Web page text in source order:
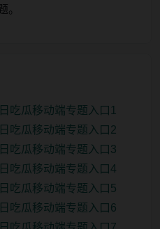
。
吃瓜移动端专题入口1
吃瓜移动端专题入口2
吃瓜移动端专题入口3
吃瓜移动端专题入口4
吃瓜移动端专题入口5
吃瓜移动端专题入口6